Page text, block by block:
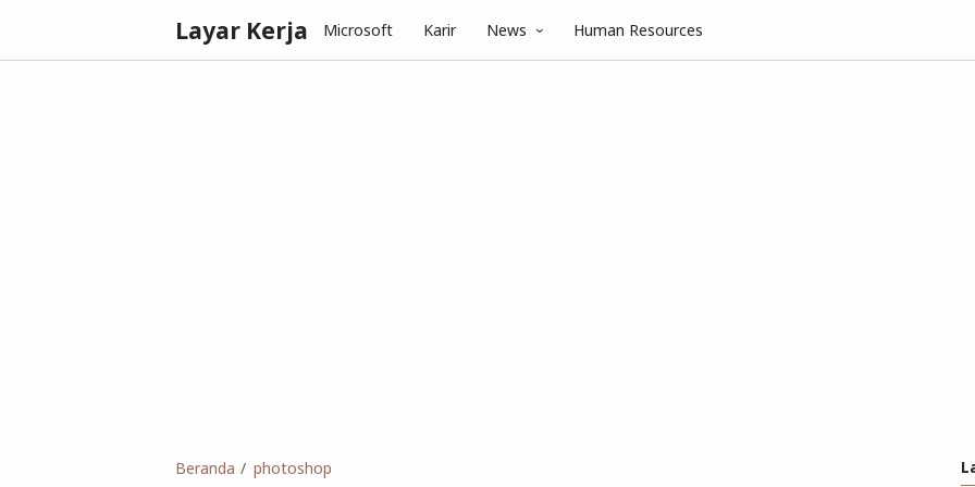
Layar Kerja Microsoft Karir News Human Resources
Beranda photoshop